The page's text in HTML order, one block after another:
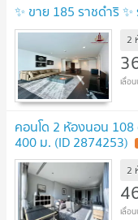
✨ ขาย 185 ราชดำริ
2
คอนโด 2 ห้องนอน 108
400 ม. (ID 2874253)
2